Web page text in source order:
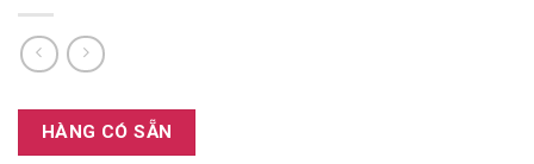
HÀNG CÓ SẴN